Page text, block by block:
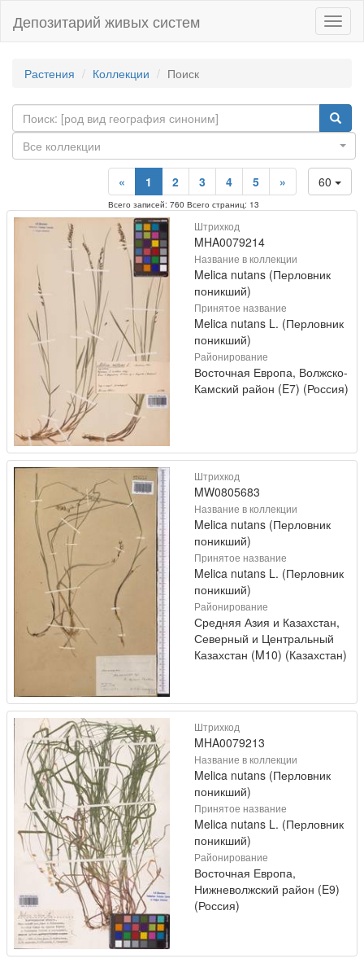
Депозитарий живых систем
Растения Коллекции Поиск
Все коллекции
60
« 1 2 3 4 5 »
Всего записей: 760 Всего страниц: 13
Штрихкод
MHA0079214
Название в коллекции
Melica nutans (Перловник
поникший)
Принятое название
Melica nutans L. (Перловник
поникший)
Районирование
Восточная Европа, Волжско-
Камский район (E7) (Россия)
Штрихкод
MW0805683
Название в коллекции
Melica nutans (Перловник
поникший)
Принятое название
Melica nutans L. (Перловник
поникший)
Районирование
Средняя Азия и Казахстан,
Северный и Центральный
Казахстан (M10) (Казахстан)
Штрихкод
MHA0079213
Название в коллекции
Melica nutans (Перловник
поникший)
Принятое название
Melica nutans L. (Перловник
поникший)
Районирование
Восточная Европа,
Нижневолжский район (E9)
(Россия)